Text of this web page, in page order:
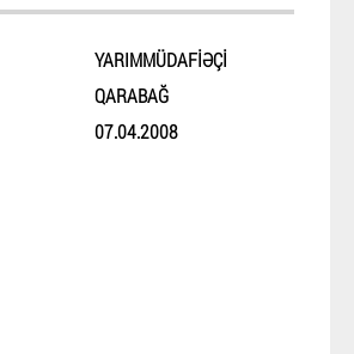
YARIMMÜDAFIƏÇI
QARABAĞ
07.04.2008